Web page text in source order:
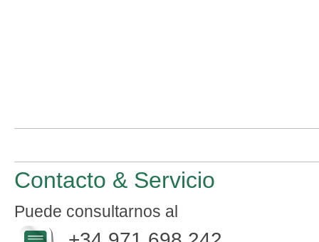
Contacto & Servicio
Puede consultarnos al